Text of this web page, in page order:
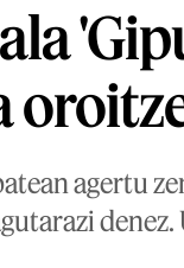
agertu